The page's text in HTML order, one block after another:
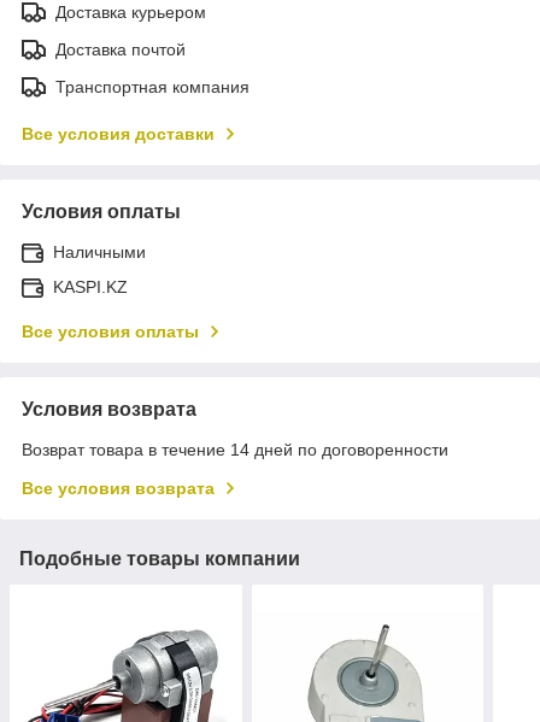
Доставка курьером
Доставка почтой
Транспортная компания
Все условия доставки
Условия оплаты
Наличными
KASPI.KZ
Все условия оплаты
Условия возврата
Возврат товара в течение 14 дней по договоренности
Все условия возврата
Подобные товары компании